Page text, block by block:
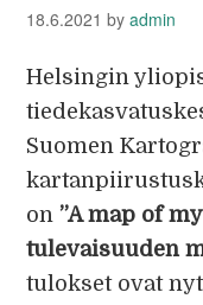
18.6.2021 byadmin
Helsingin
Suomen
on ”A map of
tulevaisuuden
tulokset ovat